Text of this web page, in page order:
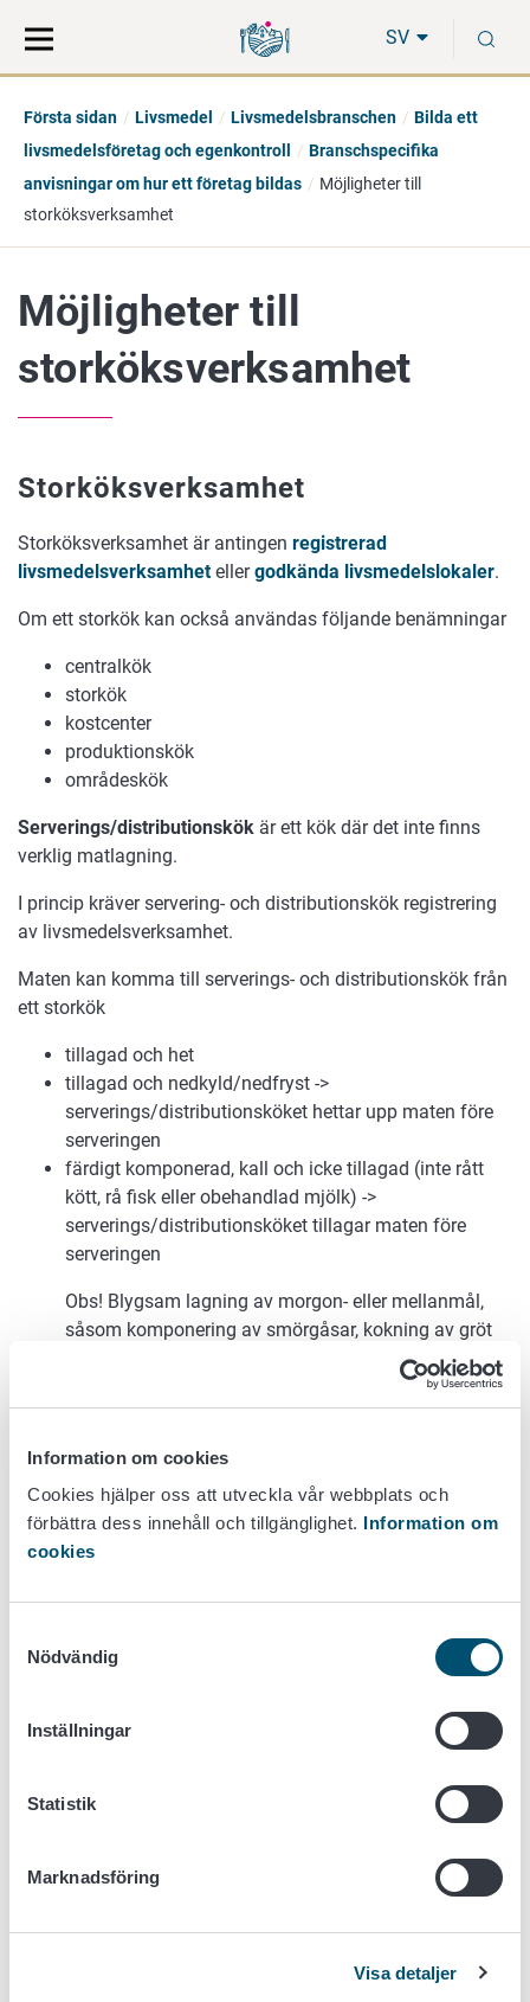
Information om cookies
Cookies hjälper oss att utveckla vår webbplats och
förbättra dess innehåll och tillgänglighet. Information om
cookies
Nödvändig
Inställningar
Statistik
Marknadsföring
Visa detaljer
direkt
till
på
hela
SV
Första sidan Livsmedel Livsmedelsbranschen
Bilda ett
livsmedelsföretag och egenkontroll
Branschspecifika
anvisningar om hur ett företag bildas
Möjligheter till
storköksverksamhet
Möjligheter till
storköksverksamhet
Storköksverksamhet
Storköksverksamhet är antingen registrerad
livsmedelsverksamhetellergodkända livsmedelslokaler.
Om ett storkök kan också användas följande benämningar
centralkök
storkök
kostcenter
produktionskök
områdeskök
Serverings/distributionskök är ett kök där det inte finns
verklig matlagning.
I princip kräver servering- och distributionskök registrering
av livsmedelsverksamhet.
Maten kan komma till serverings- och distributionskök från
ett storkök
tillagad och het
tillagad och nedkyld/nedfryst ->
serverings/distributionsköket hettar upp maten före
serveringen
färdigt komponerad, kall och icke tillagad (inte rått
kött, rå fisk eller obehandlad mjölk) ->
serverings/distributionsköket tillagar maten före
serveringen
Obs! Blygsam lagning av morgon- eller mellanmål,
såsom komponering av smörgåsar, kokning av gröt
och potatis, tillredning av efterrättskräm och annat
distributions/serveringsköks verksamhet.
Storköksverksamhet kräver antingen en
anmälan om livsmedelslokal eller ett
godkännande som anläggning
1. Basmodell (alternativ 1)
distributions- och serveringskedja ända fram till
Storköket idkar verksamhet i enlighet med
27 § i jord-
och skogsbruksministeriets förordning 318/2021, i
mängd råvaror av animaliska livsmedel som får
anmälan om livsmedelslokal räcker.
Andra alternativ:
Om ett storkök inte vill ta på sig ansvaret för matens hela